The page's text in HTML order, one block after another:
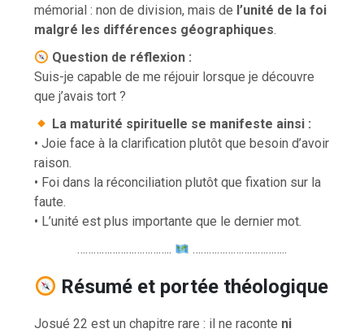
mémorial : non de division, mais de l’unité de la foi
malgré les différences géographiques.
Question de réflexion :
Suis-je capable de me réjouir lorsque je découvre
que j’avais tort ?
La maturité spirituelle se manifeste ainsi :
• Joie face à la clarification plutôt que besoin d’avoir
raison.
• Foi dans la réconciliation plutôt que fixation sur la
faute.
• L’unité est plus importante que le dernier mot.
……………………………..
……………………………..
Résumé et portée théologique
Josué 22 est un chapitre rare : il ne raconte ni